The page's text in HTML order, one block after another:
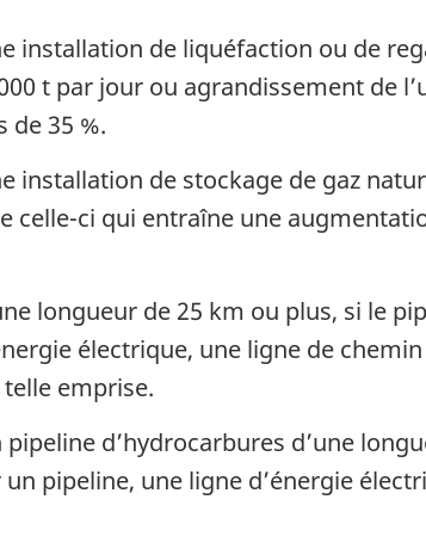
installation de liquéfaction ou de
t par jour ou agrandissement de
de 35 %.
de stockage de gaz
celle-ci qui entraîne une
longueur de 25 km ou plus, si le
électrique, une ligne de
emprise.
d’hydrocarbures d’une
pipeline, une ligne d’énergie